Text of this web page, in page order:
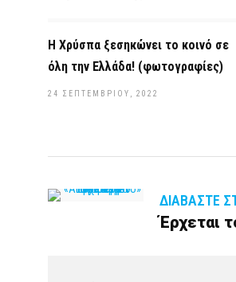
Η Χρύσπα ξεσηκώνει το κοινό σε
όλη την Ελλάδα! (φωτογραφίες)
24 ΣΕΠΤΕΜΒΡΊΟΥ, 2022
ΔΙΑΒΆΣΤΕ
Έρχεται